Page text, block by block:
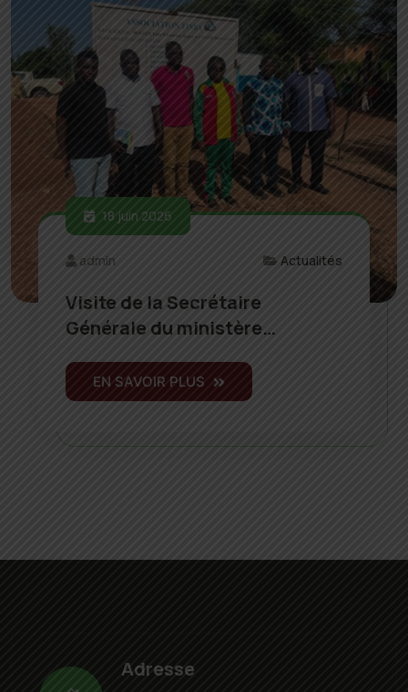
18 juin 2026
admin Actualités
Visite de la Secrétaire
Générale du ministère…
EN SAVOIR PLUS
Adresse